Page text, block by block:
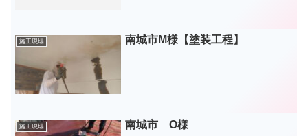
施工現場 南城市M様【塗装工程】
施工現場 南城市 O様